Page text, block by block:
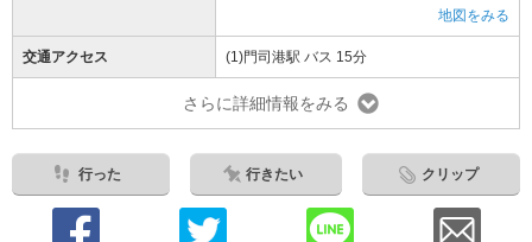
地図をみる
交通アクセス (1)門司港駅 バス 15分
さらに詳細情報をみる
行った 行きたい クリップ